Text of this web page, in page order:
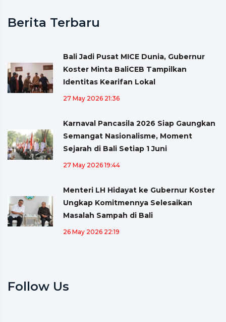
Berita Terbaru
Bali Jadi Pusat MICE Dunia, Gubernur
Koster Minta BaliCEB Tampilkan
Identitas Kearifan Lokal
27 May 2026 21:36
Karnaval Pancasila 2026 Siap Gaungkan
Semangat Nasionalisme, Moment
Sejarah di Bali Setiap 1 Juni
27 May 2026 19:44
Menteri LH Hidayat ke Gubernur Koster
Ungkap Komitmennya Selesaikan
Masalah Sampah di Bali
26 May 2026 22:19
Follow Us